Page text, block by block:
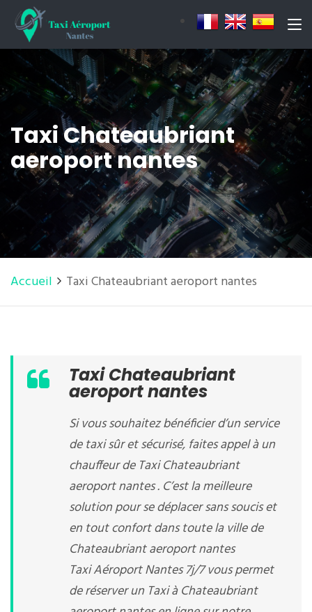
Taxi Chateaubriant
aeroport nantes
Accueil Taxi Chateaubriant aeroport nantes
Taxi Chateaubriant
aeroport nantes
Si vous souhaitez bénéficier d’un service
de taxi sûr et sécurisé, faites appel à un
chauffeur de Taxi Chateaubriant
aeroport nantes . C’est la meilleure
solution pour se déplacer sans soucis et
en tout confort dans toute la ville de
Chateaubriant aeroport nantes
Taxi Aéroport Nantes 7j/7 vous permet
de réserver un Taxi à Chateaubriant